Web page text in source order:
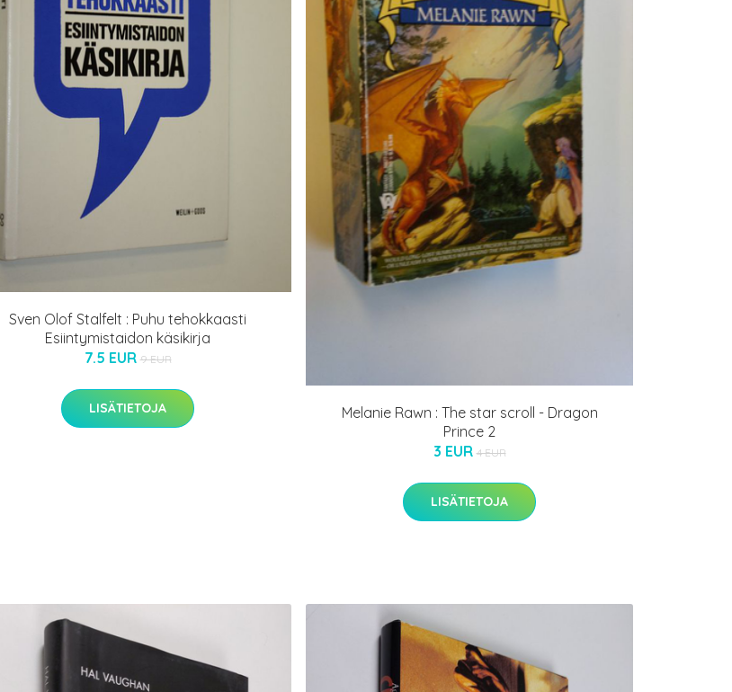
Sven Olof Stalfelt : Puhu tehokkaasti
Esiintymistaidon käsikirja
7.5 EUR 9 EUR
LISÄTIETOJA
Melanie Rawn : The star scroll - Dragon
Prince 2
3 EUR 4 EUR
LISÄTIETOJA